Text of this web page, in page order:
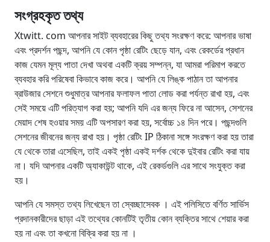
সংগ্রহকৃত তথ্য
Xtwitt. com আপনার সাইট ব্যবহারের কিছু তথ্য সংরক্ষণ করে: আপনার ভাষা
এবং প্রদর্শন পছন্দ, আপনি যে কোন পৃষ্ঠা রেটিং ছেড়ে যান, এবং রেকর্ডের প্রধান
কাজ যেমন মূল্য পাতা দেখা অথবা একটি ক্রয় সম্পন্ন, যা আমরা পরিমাপ করতে
ব্যবহার করি পরিষেবা কিভাবে কাজ করে। আপনি যে লিঙ্ক পাঠান তা আপনার
ব্রাউজার সেশনে শুধুমাত্র আপনার ফলাফল পাতা লোড করা পর্যন্ত রাখা হয়, এবং
সেই সময়ে এটি পরিত্যাগ করা হয়; আপনি যদি এর জন্য ফিরে না আসেন, সেশনের
মেয়াদ শেষ হওয়ার সময় এটি অপসারণ করা হয়, সর্বোচ্চ ১৪ দিন পরে। পছন্দগুলি
সেশনের জীবনের জন্য রাখা হয়। পৃষ্ঠা রেটিং IP ঠিকানা সঙ্গে সংরক্ষণ করা হয় তারা
যে থেকে তারা এসেছিল, তাই একই পৃষ্ঠা একই দর্শক থেকে দুইবার রেটিং করা যায়
না। যদি আপনার একটি অ্যাকাউন্ট থাকে, এই রেকর্ডগুলি এর সাথে সংযুক্ত করা
হয়।
আপনি যে সমস্ত তথ্য লিখেছেন তা স্বেচ্ছাসেবক । এই পলিসিতে বর্ণিত সার্ভিস
প্রদানকারীদের ছাড়া এই তথ্যের কোনটিই তৃতীয় কোন ব্যক্তির সাথে শেয়ার করা
হয় না এবং তা কখনো বিক্রি করা হয় না ।